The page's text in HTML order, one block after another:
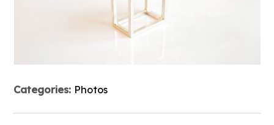
Categories: Photos